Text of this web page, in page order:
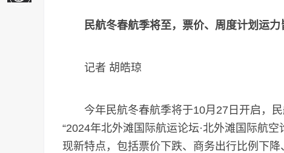
民航冬春航季将至，票价、周度计划运
记者 胡皓琼
今年民航冬春航季将于10月27日开启，民
“2024年北外滩国际航运论坛·北外滩国际航
现新特点，包括票价下跌、商务出行比例下